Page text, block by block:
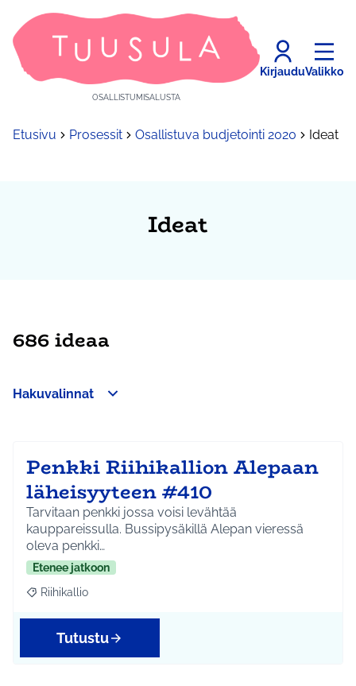
OSALLISTUMISALUSTA
KirjauduValikko
Etusivu Prosessit Osallistuva budjetointi 2020 Ideat
Ideat
686 ideaa
Hakuvalinnat
−
Penkki Riihikallion Alepaan
läheisyyteen #410
Tarvitaan penkki jossa voisi levähtää
kauppareissulla. Bussipysäkillä Alepan vieressä
oleva penkki…
Etenee jatkoon
Rajaa tulokset aihepiirin mukaan: Riihikallio
Riihikallio
Tutustu